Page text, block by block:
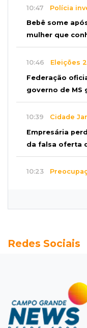
10:47 Polícia
Bebê some
mulher que
10:46 Eleições
Federação
governo de MS
10:39 Cidade
Empresária
da falsa oferta
10:23
Superávit
Arte com a
Concurso de
premiará os
Redes Sociais